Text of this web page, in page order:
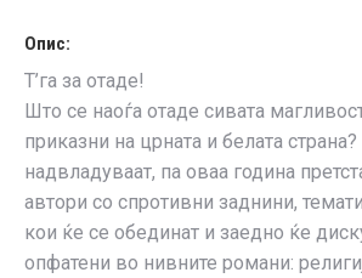
Опис:
Т’га за отаде!
Што се наоѓа отаде сивата
приказни на црната и белата
надвладуваат, па оваа година
автори со спротивни заднини,
кои ќе се обединат и заедно ќе
опфатени во нивните романи: